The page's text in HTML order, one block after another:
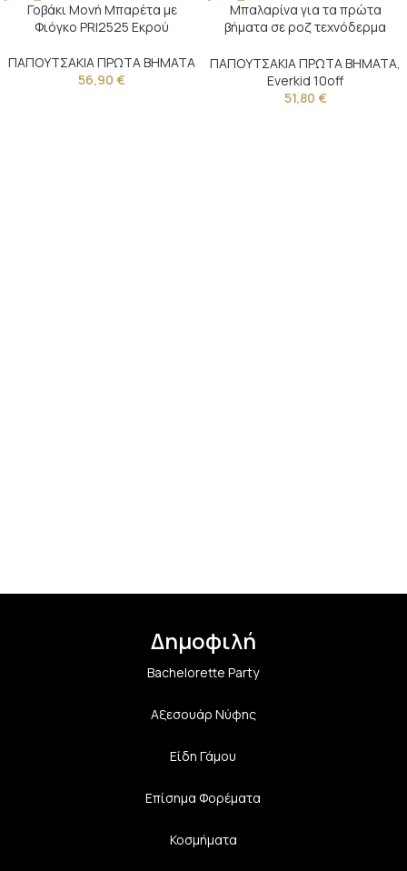
Γοβάκι Μονή Μπαρέτα με
Φιόγκο PRI2525 Εκρού
ΠΑΠΟΥΤΣΑΚΙΑ ΠΡΩΤΑ ΒΗΜΑΤΑ
56,90 €
Μπαλαρίνα για τα πρώτα
βήματα σε ροζ τεχνόδερμα
φτερά
ΠΑΠΟΥΤΣΑΚΙΑ ΠΡΩΤΑ ΒΗΜΑΤΑ,
Everkid 10off
51,80 €
Δημοφιλή
Bachelorette Party
Αξεσουάρ Νύφης
Είδη Γάμου
Επίσημα Φορέματα
Κοσμήματα